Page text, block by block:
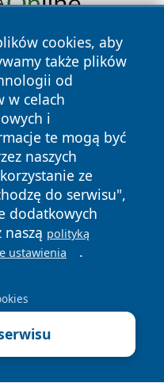
cookies, aby
także plików
od
w celach
i
te mogą być
naszych
ze
do serwisu",
dodatkowych
polityką
ustawienia .
Wszystkie prawa
Polityka
Cookies